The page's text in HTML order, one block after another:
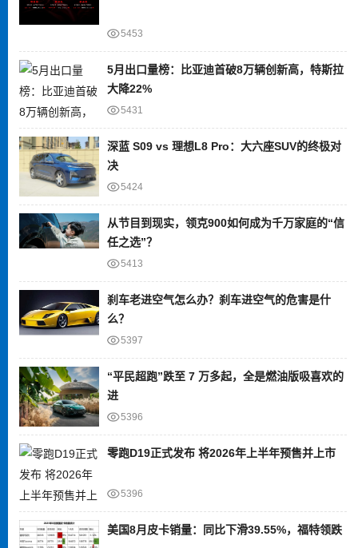
5453
5月出口量榜：比亚迪首破8万辆创新高，特斯拉
大降22%
5431
深蓝 S09 vs 理想L8 Pro：大六座SUV的终极对
决
5424
从节目到现实，领克900如何成为千万家庭的“信
任之选”？
5413
刹车老进空气怎么办？刹车进空气的危害是什
么？
5397
“平民超跑”跌至 7 万多起，全是燃油版吸喜欢的
进
5396
零跑D19正式发布 将2026年上半年预售并上市
5396
美国8月皮卡销量：同比下滑39.55%，福特领跌